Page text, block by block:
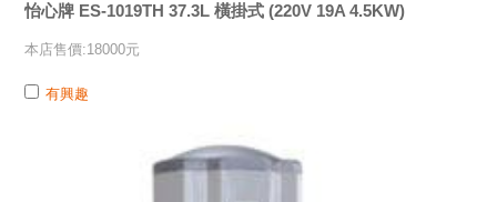
怡心牌 ES-1019TH 37.3L 橫掛式 (220V 19A 4.5KW)
本店售價:18000元
有興趣